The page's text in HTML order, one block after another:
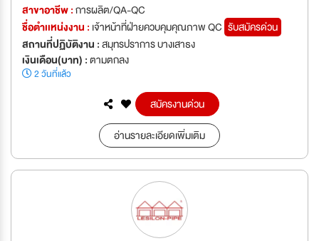
สาขาอาชีพ :การผลิต/QA-QC
ชื่อตำเเหน่งงาน : เจ้าหน้าที่ฝ่ายควบคุมคุณภาพ QC รับสมัครด่วน
สถานที่ปฏิบัติงาน :สมุทรปราการ บางเสาธง
เงินเดือน(บาท) :ตามตกลง
2 วันที่แล้ว
สมัครงานด่วน
อ่านรายละเอียดเพิ่มเติม